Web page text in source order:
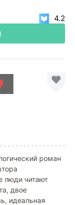
4.2
роман
люди читают
двое
идеальная